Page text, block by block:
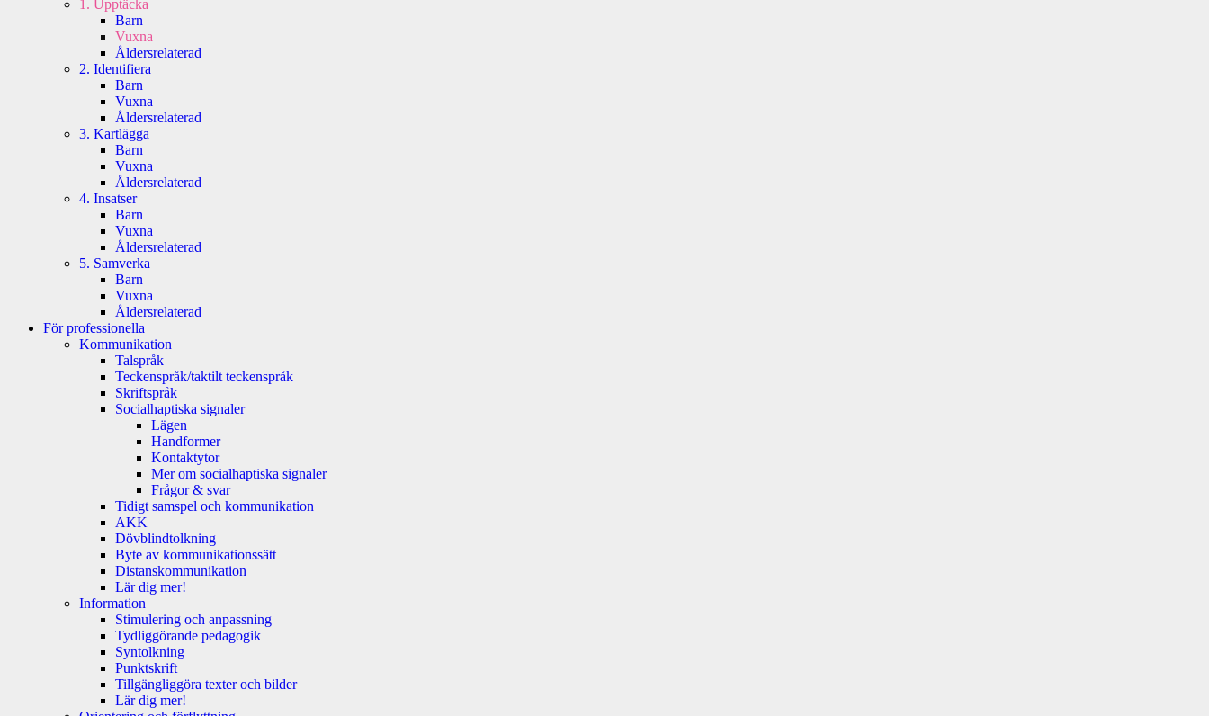
1. Upptäcka
Barn
Vuxna
Åldersrelaterad
2. Identifiera
Barn
Vuxna
Åldersrelaterad
3. Kartlägga
Barn
Vuxna
Åldersrelaterad
4. Insatser
Barn
Vuxna
Åldersrelaterad
5. Samverka
Barn
Vuxna
Åldersrelaterad
För professionella
Kommunikation
Talspråk
Teckenspråk/taktilt teckenspråk
Skriftspråk
Socialhaptiska signaler
Lägen
Handformer
Kontaktytor
Mer om socialhaptiska signaler
Frågor & svar
Tidigt samspel och kommunikation
AKK
Dövblindtolkning
Byte av kommunikationssätt
Distanskommunikation
Lär dig mer!
Information
Stimulering och anpassning
Tydliggörande pedagogik
Syntolkning
Punktskrift
Tillgängliggöra texter och bilder
Lär dig mer!